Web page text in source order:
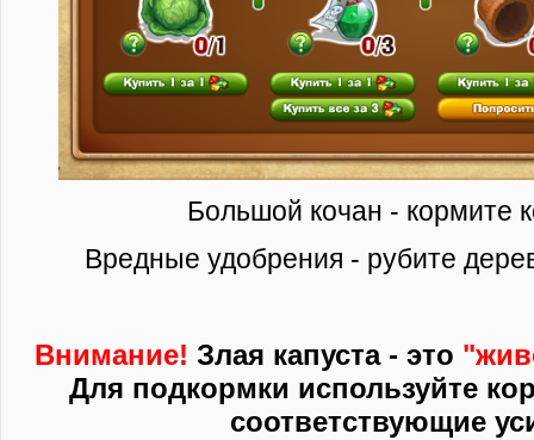
Большой кочан - кормите
Вредные удобрения - рубите
Внимание! Злая капуста - это
Для подкормки используйте
соответствующие